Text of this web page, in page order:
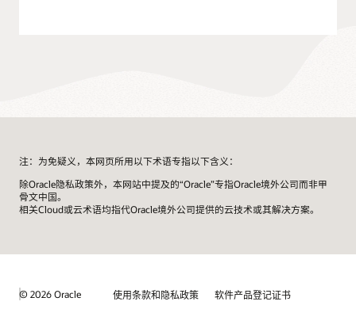
注：为免疑义，本网页所用以下术语专指以下含义：
除Oracle隐私政策外，本网站中提及的“Oracle”专指Oracle境外公司而非甲
骨文中国。
相关Cloud或云术语均指代Oracle境外公司提供的云技术或其解决方案。
© 2026 Oracle 使用条款和隐私政策 软件产品登记证书